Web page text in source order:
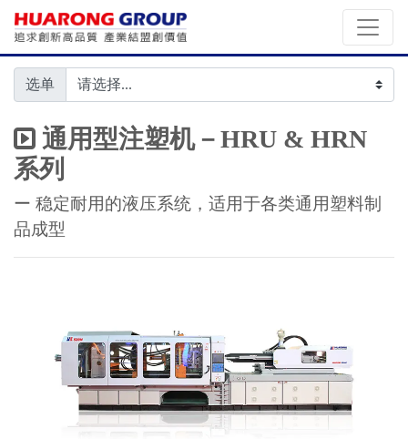
选单
通用型注塑机－HRU & HRN
系列
ー 稳定耐用的液压系统，适用于各类通用塑料制
品成型